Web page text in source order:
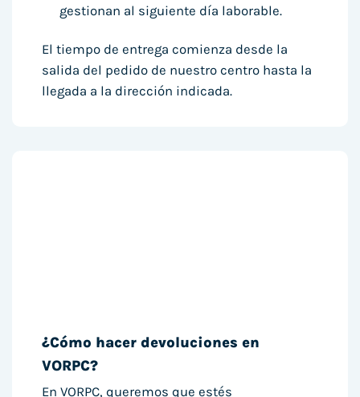
gestionan al siguiente día laborable.
El tiempo de entrega comienza desde la
salida del pedido de nuestro centro hasta la
llegada a la dirección indicada.
¿Cómo hacer devoluciones en
VORPC?
En VORPC, queremos que estés